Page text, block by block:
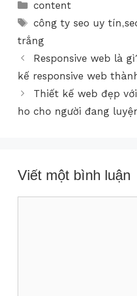
content
công ty seo uy tín,
trắng
Responsive web là
kế responsive web
Thiết kế web đẹp
ho cho người đang
Viết một bình luận